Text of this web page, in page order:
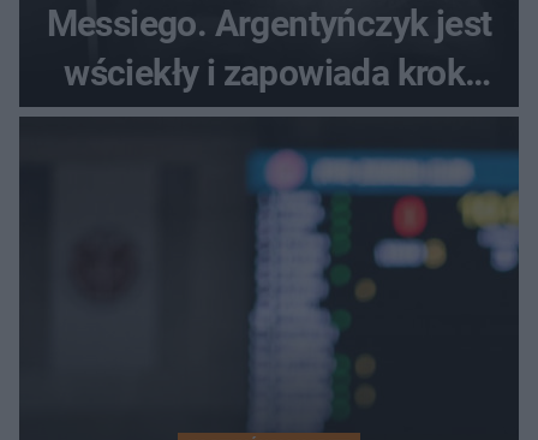
Messiego. Argentyńczyk jest
wściekły i zapowiada kroki
prawne